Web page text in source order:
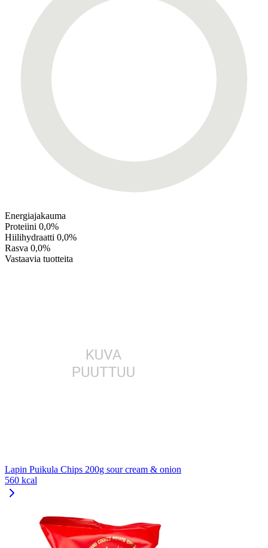
Energiajakauma
Proteiini 0,0%
Hiilihydraatti 0,0%
Rasva 0,0%
Vastaavia tuotteita
Lapin Puikula Chips 200g sour cream & onion
560 kcal